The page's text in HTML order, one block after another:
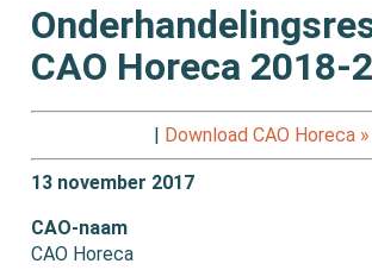
CAO Horeca 2018-
Download CAO Horeca »
13 november 2017
CAO-naam
CAO Horeca